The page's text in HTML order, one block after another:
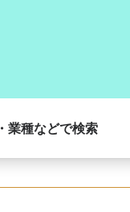
業種などで検索